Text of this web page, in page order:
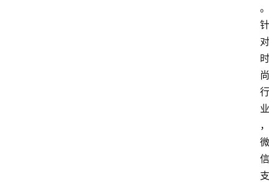
。
针
对
时
尚
行
业
，
微
信
支